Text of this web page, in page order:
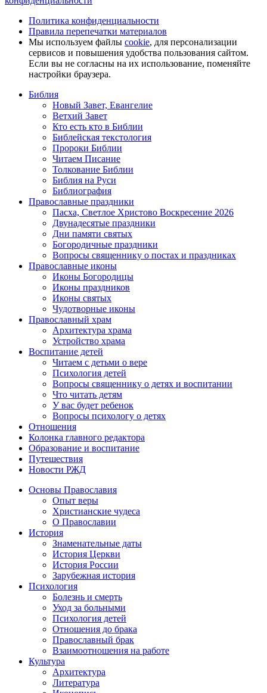
Политика конфиденциальности
Правила перепечатки материалов
Мы используем файлы cookie, для персонализации
сервисов и повышения удобства пользования сайтом.
Если вы не согласны на их использование, поменяйте
настройки браузера.
Библия
Новый Завет, Евангелие
Ветхий Завет
Кто есть кто в Библии
Библейская текстология
Пророки Библии
Читаем Писание
Толкование Библии
Библия на Руси
Библиография
Православные праздники
Пасха, Светлое Христово Воскресение 2026
Двунадесятые праздники
Дни памяти святых
Богородичные праздники
Вопросы священнику о постах и праздниках
Православные иконы
Иконы Богородицы
Иконы праздников
Иконы святых
Чудотворные иконы
Православный храм
Архитектура храма
Устройство храма
Воспитание детей
Читаем с детьми о вере
Психология детей
Вопросы священнику о детях и воспитании
Что читать детям
У вас будет ребенок
Вопросы психологу о детях
Отношения
Колонка главного редактора
Образование и воспитание
Путешествия
Новости РЖД
Основы Православия
Опыт веры
Христианские чудеса
О Православии
История
Знаменательные даты
История Церкви
История России
Зарубежная история
Психология
Болезнь и смерть
Уход за больными
Психология детей
Отношения до брака
Православный брак
Взаимоотношения на работе
Культура
Архитектура
Литература